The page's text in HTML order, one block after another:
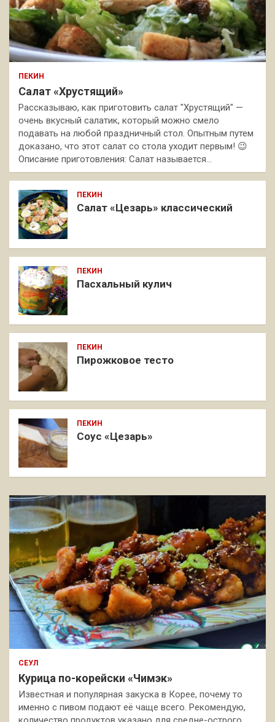
ПЕКИН
Салат «Хрустящий»
Рассказываю, как приготовить салат "Хрустящий" —
очень вкусный салатик, который можно смело
подавать на любой праздничный стол. Опытным путем
доказано, что этот салат со стола уходит первым! 😉
Описание приготовления: Салат называется…
ПЕКИН
Салат «Цезарь» классический
ПЕКИН
Пасхальный кулич
ПЕКИН
Пирожковое тесто
ПЕКИН
Соус «Цезарь»
СЕУЛ
Курица по-корейски «Чимэк»
Известная и популярная закуска в Корее, почему то
именно с пивом подают её чаще всего. Рекомендую,